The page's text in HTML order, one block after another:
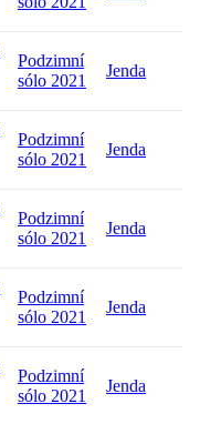
Podzimní
sólo 2021
Jenda
Podzimní
sólo 2021
Jenda
Podzimní
sólo 2021
Jenda
Podzimní
sólo 2021
Jenda
Podzimní
sólo 2021
Jenda